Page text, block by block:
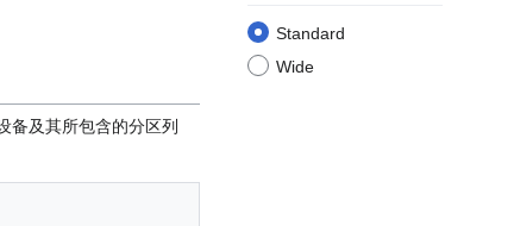
Standard
Wide
备及其所包含的分区列